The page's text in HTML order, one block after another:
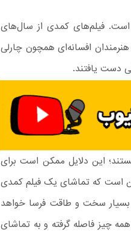
است. فیلم‌های کمدی از سال‌های
افسانه‌ای همچون چارلی
دست یافتند.
این دلایل ممکن است برای
است که تماشای یک فیلم کمدی
سخت و طاقت فرسا خواهد
چیز فاصله گرفته و به تماشای